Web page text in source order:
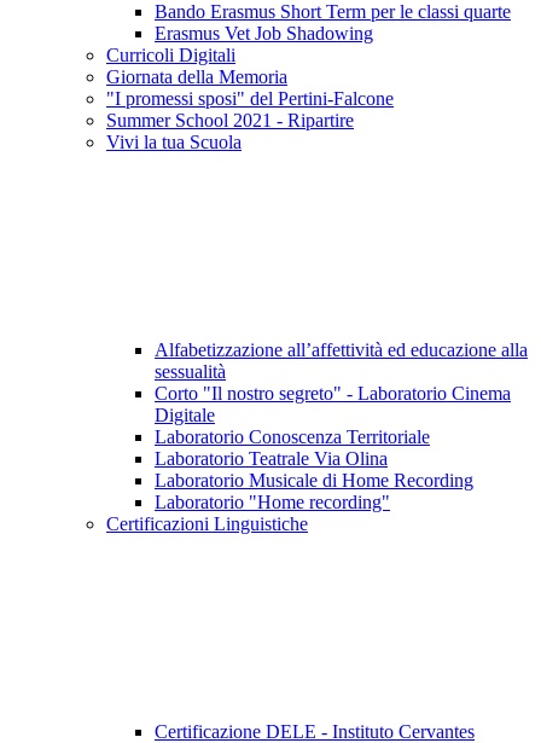
Bando Erasmus Short Term per le classi quarte
Erasmus Vet Job Shadowing
Curricoli Digitali
Giornata della Memoria
"I promessi sposi" del Pertini-Falcone
Summer School 2021 - Ripartire
Vivi la tua Scuola
Alfabetizzazione all’affettività ed educazione alla
sessualità
Corto "Il nostro segreto" - Laboratorio Cinema
Digitale
Laboratorio Conoscenza Territoriale
Laboratorio Teatrale Via Olina
Laboratorio Musicale di Home Recording
Laboratorio "Home recording"
Certificazioni Linguistiche
Certificazione DELE - Instituto Cervantes